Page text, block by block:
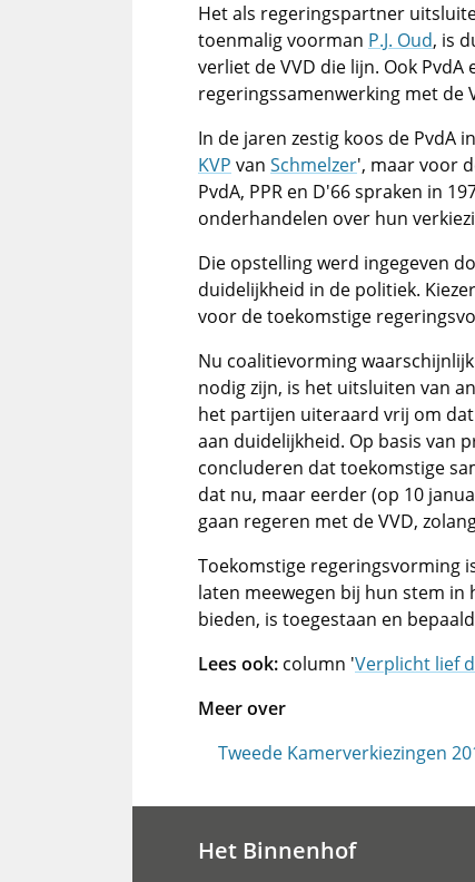
Het als regeringspartner
toenmalig voorman P.J. Oud, is
verliet de VVD die lijn. Ook
regeringssamenwerking met de
In de jaren zestig koos de PvdA
KVP van Schmelzer', maar voor
PvdA, PPR en D'66 spraken in
onderhandelen over hun
Die opstelling werd ingegeven
duidelijkheid in de politiek.
voor de toekomstige
Nu coalitievorming
nodig zijn, is het uitsluiten van
het partijen uiteraard vrij om
aan duidelijkheid. Op basis van
concluderen dat toekomstige
dat nu, maar eerder (op 10
gaan regeren met de VVD,
Toekomstige regeringsvorming
laten meewegen bij hun stem
bieden, is toegestaan en
Lees ook: column 'Verplicht lief
Meer over
Tweede Kamerverkiezingen
Het Binnenhof